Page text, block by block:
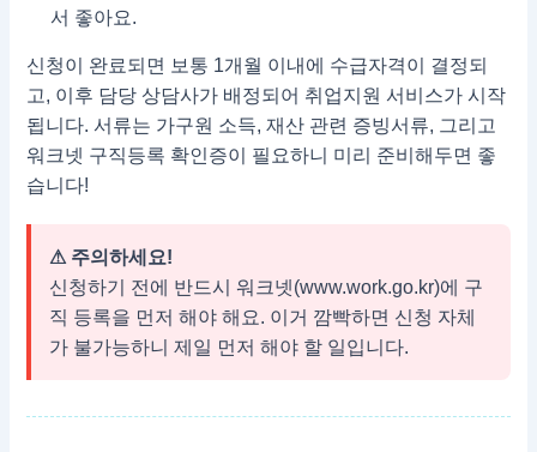
서 좋아요.
신청이 완료되면 보통 1개월 이내에 수급자격이 결정되
고, 이후 담당 상담사가 배정되어 취업지원 서비스가 시작
됩니다. 서류는 가구원 소득, 재산 관련 증빙서류, 그리고
워크넷 구직등록 확인증이 필요하니 미리 준비해두면 좋
습니다!
⚠ 주의하세요!
신청하기 전에 반드시 워크넷(www.work.go.kr)에 구
직 등록을 먼저 해야 해요. 이거 깜빡하면 신청 자체
가 불가능하니 제일 먼저 해야 할 일입니다.